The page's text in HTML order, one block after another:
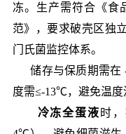
冻。生产需符合《食
范》，要求破壳区独
门氏菌监控体系。
储存与保质期需在 -
度需≤-13℃，避免温度
冷冻全蛋液 时